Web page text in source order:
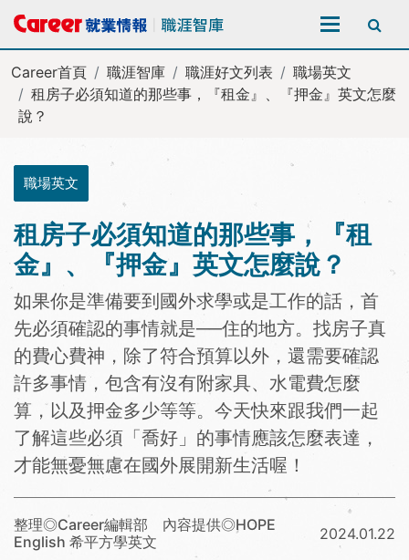
全站搜尋
Career首頁 職涯智庫 職涯好文列表
職場英文
租房子必須知道的那些事，『租金』、『押金』英文怎麼
說？
職場英文
租房子必須知道的那些事，『租
金』、『押金』英文怎麼說？
如果你是準備要到國外求學或是工作的話，首
先必須確認的事情就是──住的地方。找房子真
的費心費神，除了符合預算以外，還需要確認
許多事情，包含有沒有附家具、水電費怎麼
算，以及押金多少等等。今天快來跟我們一起
了解這些必須「喬好」的事情應該怎麼表達，
才能無憂無慮在國外展開新生活喔！
整理◎Career編輯部 內容提供◎HOPE
English 希平方學英文
2024.01.22